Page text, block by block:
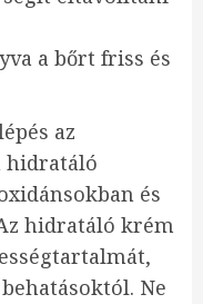
a bőrt friss és
az
hidratáló
és
hidratáló krém
Ne